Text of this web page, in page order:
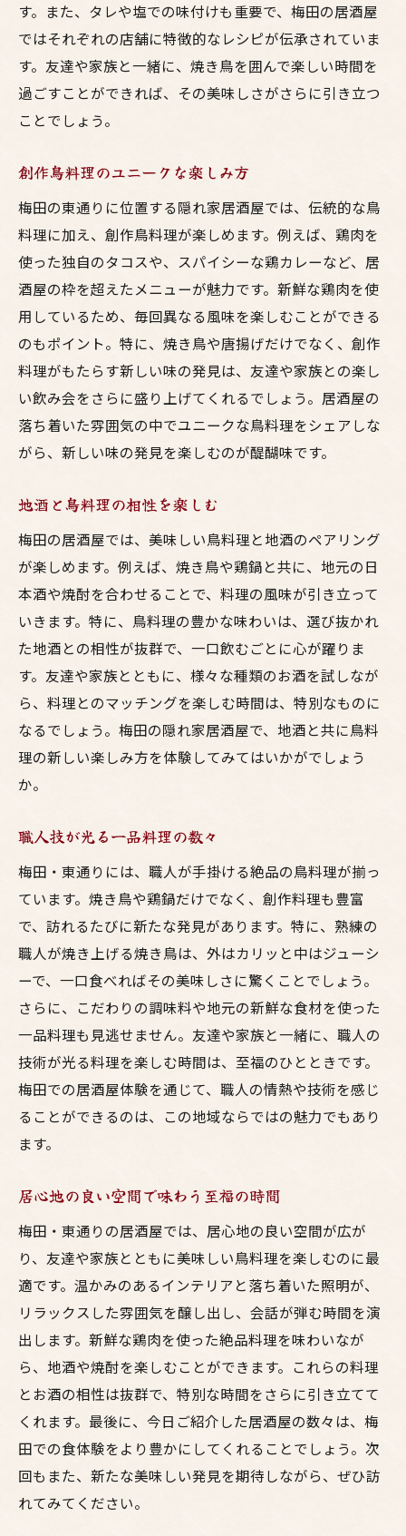
梅田東通りの話題の居酒屋を巡る
こだわりの地酒が楽しめるスポット
梅田ならではの隠れ家のお酒の楽しみ方
新鮮な鶏肉が魅力！梅田の隠れ家居酒屋特集
産地直送の新鮮な鶏肉を味わう
プロの技が光る絶品鳥料理の紹介
隠れ家居酒屋の魅力を堪能する方法
居酒屋で味わう多彩な鶏肉の部位料理
梅田で見つける地元食材を活かした料理
梅田で発見する美味しい鳥料理と地酒の相性
鳥料理にぴったりな地酒の選び方
地酒と楽しむ梅田の居酒屋体験
梅田で見つける地酒と鳥料理のペアリング
絶品鳥料理と共に味わう日本の風味
梅田の居酒屋で楽しむお酒の新しい発見
東通りの居酒屋で味わう梅田の美味い体験
梅田の美味い居酒屋で過ごす特別な夜
東通りならではの季節の味覚を堪能
居酒屋で味わう地元食材のこだわり
思わず通いたくなる居心地の良さ
す。また、タレや塩での味付けも重要で、梅田の居酒屋
ではそれぞれの店舗に特徴的なレシピが伝承されていま
す。友達や家族と一緒に、焼き鳥を囲んで楽しい時間を
過ごすことができれば、その美味しさがさらに引き立つ
ことでしょう。
創作鳥料理のユニークな楽しみ方
梅田の東通りに位置する隠れ家居酒屋では、伝統的な鳥
料理に加え、創作鳥料理が楽しめます。例えば、鶏肉を
使った独自のタコスや、スパイシーな鶏カレーなど、居
酒屋の枠を超えたメニューが魅力です。新鮮な鶏肉を使
用しているため、毎回異なる風味を楽しむことができる
のもポイント。特に、焼き鳥や唐揚げだけでなく、創作
料理がもたらす新しい味の発見は、友達や家族との楽し
い飲み会をさらに盛り上げてくれるでしょう。居酒屋の
落ち着いた雰囲気の中でユニークな鳥料理をシェアしな
がら、新しい味の発見を楽しむのが醍醐味です。
地酒と鳥料理の相性を楽しむ
梅田の居酒屋では、美味しい鳥料理と地酒のペアリング
が楽しめます。例えば、焼き鳥や鶏鍋と共に、地元の日
本酒や焼酎を合わせることで、料理の風味が引き立って
いきます。特に、鳥料理の豊かな味わいは、選び抜かれ
た地酒との相性が抜群で、一口飲むごとに心が躍りま
す。友達や家族とともに、様々な種類のお酒を試しなが
ら、料理とのマッチングを楽しむ時間は、特別なものに
なるでしょう。梅田の隠れ家居酒屋で、地酒と共に鳥料
理の新しい楽しみ方を体験してみてはいかがでしょう
か。
職人技が光る一品料理の数々
梅田・東通りには、職人が手掛ける絶品の鳥料理が揃っ
ています。焼き鳥や鶏鍋だけでなく、創作料理も豊富
で、訪れるたびに新たな発見があります。特に、熟練の
職人が焼き上げる焼き鳥は、外はカリッと中はジューシ
ーで、一口食べればその美味しさに驚くことでしょう。
さらに、こだわりの調味料や地元の新鮮な食材を使った
一品料理も見逃せません。友達や家族と一緒に、職人の
技術が光る料理を楽しむ時間は、至福のひとときです。
梅田での居酒屋体験を通じて、職人の情熱や技術を感じ
ることができるのは、この地域ならではの魅力でもあり
ます。
居心地の良い空間で味わう至福の時間
梅田・東通りの居酒屋では、居心地の良い空間が広が
り、友達や家族とともに美味しい鳥料理を楽しむのに最
適です。温かみのあるインテリアと落ち着いた照明が、
リラックスした雰囲気を醸し出し、会話が弾む時間を演
出します。新鮮な鶏肉を使った絶品料理を味わいなが
ら、地酒や焼酎を楽しむことができます。これらの料理
とお酒の相性は抜群で、特別な時間をさらに引き立てて
くれます。最後に、今日ご紹介した居酒屋の数々は、梅
田での食体験をより豊かにしてくれることでしょう。次
回もまた、新たな美味しい発見を期待しながら、ぜひ訪
れてみてください。